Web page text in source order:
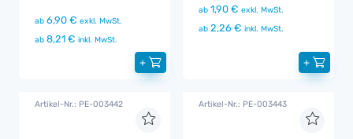
ab 6,90 € exkl. MwSt.
ab 8,21 € inkl. MwSt.
+
ab 1,90 € exkl. MwSt.
ab 2,26 € inkl. MwSt.
+
Artikel-Nr.: PE-003442 Artikel-Nr.: PE-003443